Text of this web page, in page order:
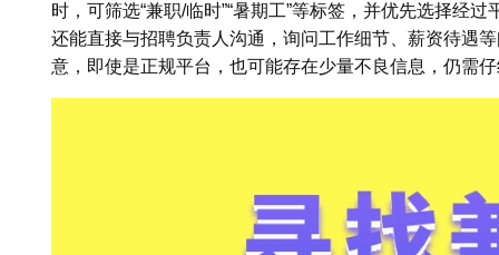
时，可筛选“兼职/临时”“暑期工”等标签，并优先选择经
还能直接与招聘负责人沟通，询问工作细节、薪资待遇
意，即使是正规平台，也可能存在少量不良信息，仍需